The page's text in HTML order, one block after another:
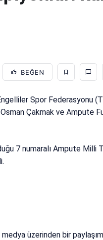
BEĞEN
Spor Federasyonu
Çakmak ve Ampute
7 numaralı Ampute Milli
üzerinden bir paylaşım